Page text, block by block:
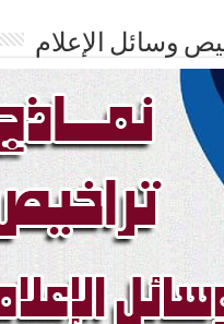
وسائل الإعلام